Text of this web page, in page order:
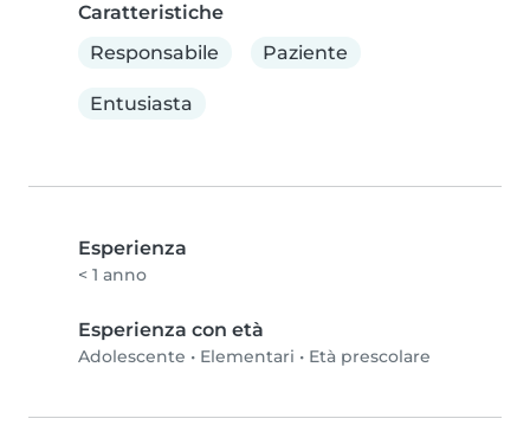
Caratteristiche
Responsabile
Paziente
Entusiasta
Esperienza
< 1 anno
Esperienza con età
Adolescente • Elementari • Età prescolare